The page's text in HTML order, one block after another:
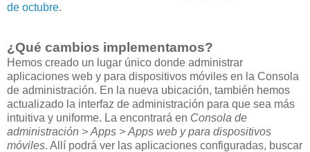
de octubre.
¿Qué cambios implementamos?
Hemos creado un lugar único donde administrar
aplicaciones web y para dispositivos móviles en la Consola
de administración. En la nueva ubicación, también hemos
actualizado la interfaz de administración para que sea más
intuitiva y uniforme. La encontrará en Consola de
administración > Apps > Apps web y para dispositivos
móviles. Allí podrá ver las aplicaciones configuradas, buscar